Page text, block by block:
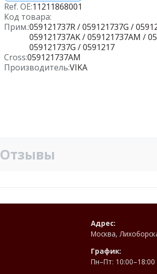
Ref. OE:11211868001
Код товара:
Прим.:059121737R / 059121737G /
059121737AK / 059121737AM /
059121737G / 0591217
Cross:059121737AM
Производитель:VIKA
Отзывы
Адрес:
Москва,
График:
Пн–Пт: